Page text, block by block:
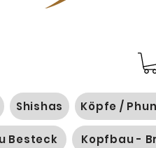
Shishas Köpfe /
Besteck Kopfbau -